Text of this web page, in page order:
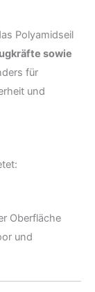
Polyamidseil
sowie
für
und
Oberfläche
und